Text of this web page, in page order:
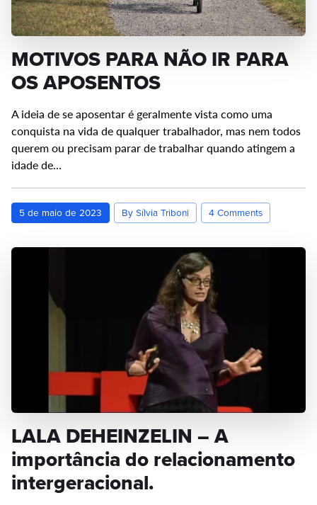
MOTIVOS PARA NÃO IR PARA
OS APOSENTOS
A ideia de se aposentar é geralmente vista como uma
conquista na vida de qualquer trabalhador, mas nem todos
querem ou precisam parar de trabalhar quando atingem a
idade de…
5 de maio de 2023 By Sílvia Triboni 4 Comments
LALA DEHEINZELIN – A
importância do relacionamento
intergeracional.